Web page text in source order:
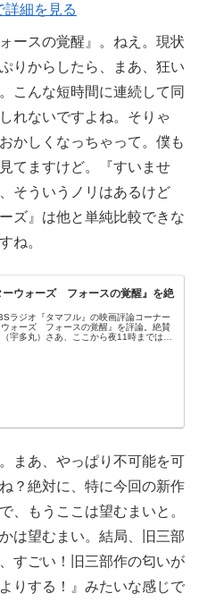
詳細を見る
ースの覚醒』。ねえ。現状
りからしたら、まあ、狂い
こんな短時間に連続して同
れないですよね。そりゃ
かしくなっちゃって。僕も
てますけど。『すいませ
そういうノリはあるけど
ズ』は他と単純比較できな
ね。
ーウォーズ フォースの覚醒』を絶
ラジオ『タマフル』の映画評論コーナー
ウォーズ フォースの覚醒』を評論。絶賛
宇多丸）さあ、ここから夜11時までは劇
まあ、やっぱり不可能を可
？絶対に、特に今回の新作
、もうここは望むまいと。
は望むまい。結局、旧三部
すごい！旧三部作の匂いが
りする！』みたいな感じで